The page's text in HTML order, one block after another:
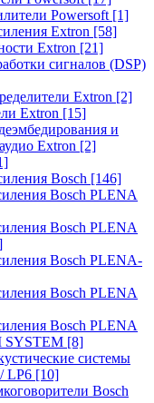
Powersoft [1]
Extron [58]
Extron [21]
сигналов (DSP)
Extron [2]
Extron [15]
и
Extron [2]
Bosch [146]
Bosch PLENA
Bosch PLENA
Bosch PLENA-
Bosch PLENA
Bosch PLENA
SYSTEM [8]
системы
LP6 [10]
Bosch